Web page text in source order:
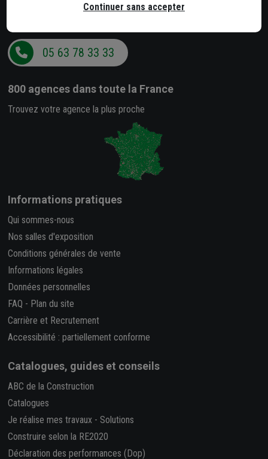
05 63 78 33 33
800 agences dans toute la France
Trouvez votre agence la plus proche
Informations pratiques
Qui sommes-nous
Nos salles d'exposition
Conditions générales de vente
Informations légales
Données personnelles
FAQ - Plan du site
Carrière et Recrutement
Accessibilité : partiellement conforme
Catalogues, guides et conseils
ABC de la Construction
Catalogues
Je réalise mes travaux - Solutions
Construire selon la RE2020
Déclaration des performances (Dop)
Continuer sans accepter